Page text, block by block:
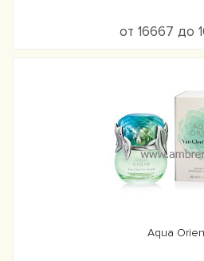
от 16667 до
Aqua